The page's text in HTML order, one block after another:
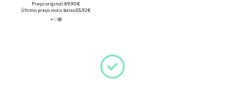
Preço original: 89,90€
Último preço mais baixo:55,92€